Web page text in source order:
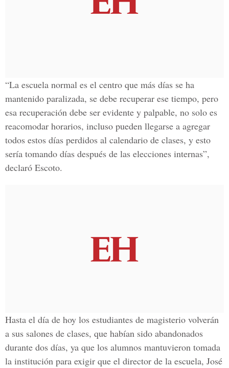
“La escuela normal es el centro que más días se ha
mantenido paralizada, se debe recuperar ese tiempo, pero
esa recuperación debe ser evidente y palpable, no solo es
reacomodar horarios, incluso pueden llegarse a agregar
todos estos días perdidos al calendario de clases, y esto
sería tomando días después de las elecciones internas”,
declaró Escoto.
Hasta el día de hoy los estudiantes de magisterio volverán
a sus salones de clases, que habían sido abandonados
durante dos días, ya que los alumnos mantuvieron tomada
la institución para exigir que el director de la escuela, José